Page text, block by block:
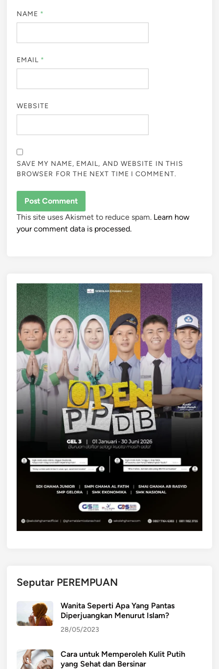
NAME *
EMAIL *
WEBSITE
SAVE MY NAME, EMAIL, AND WEBSITE IN THIS
BROWSER FOR THE NEXT TIME I COMMENT.
This site uses Akismet to reduce spam. Learn how
your comment data is processed.
Seputar PEREMPUAN
Wanita Seperti Apa Yang Pantas
Diperjuangkan Menurut Islam?
28/05/2023
Cara untuk Memperoleh Kulit Putih
yang Sehat dan Bersinar